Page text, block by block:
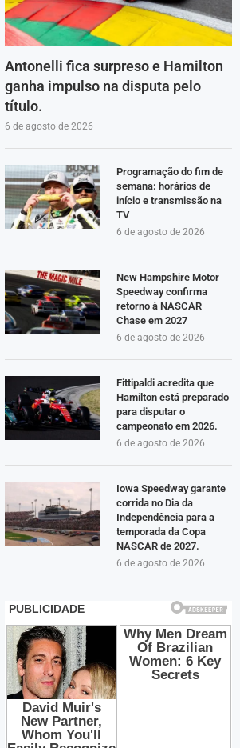
Antonelli fica surpreso e Hamilton
ganha impulso na disputa pelo
título.
6 de agosto de 2026
Programação do fim de
semana: horários de
início e transmissão na
TV
6 de agosto de 2026
New Hampshire Motor
Speedway confirma
retorno à NASCAR
Chase em 2027
6 de agosto de 2026
Fittipaldi acredita que
Hamilton está preparado
para disputar o
campeonato em 2026.
6 de agosto de 2026
Iowa Speedway garante
corrida no Dia da
Independência para a
temporada da Copa
NASCAR de 2027.
6 de agosto de 2026